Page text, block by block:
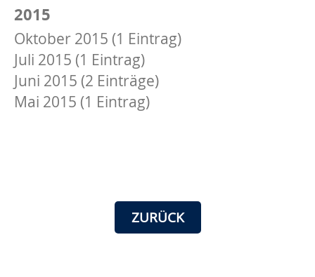
2015
Oktober 2015 (1 Eintrag)
Juli 2015 (1 Eintrag)
Juni 2015 (2 Einträge)
Mai 2015 (1 Eintrag)
ZURÜCK